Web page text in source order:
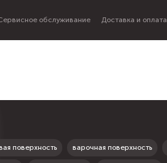
обслуживание Доставка и оплата
поверхность варочная поверхность